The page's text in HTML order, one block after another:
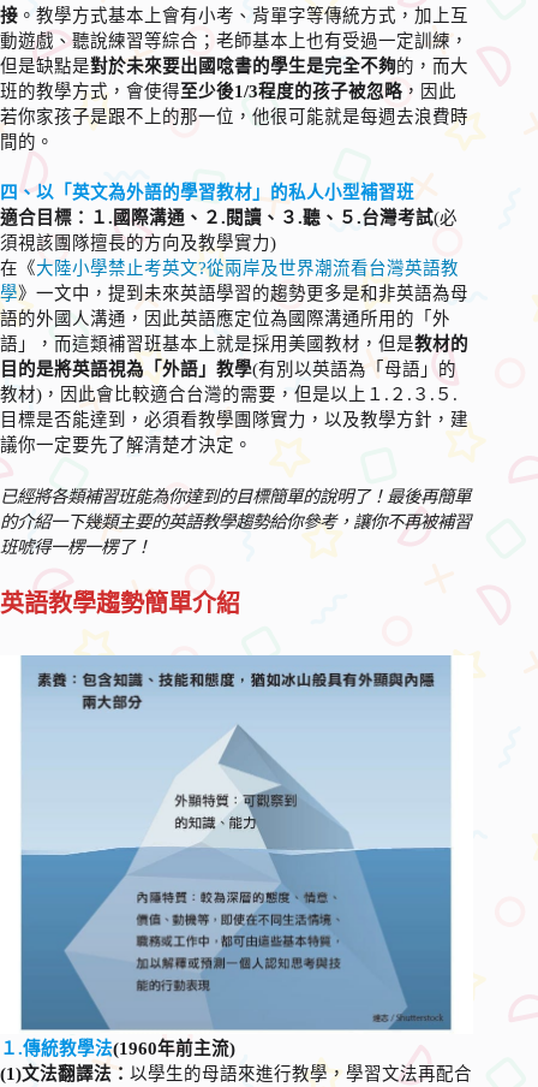
接 。教學方式基本上會有小考、背單字等傳統方式，加上互
動遊戲、聽說練習等綜合；老師基本上也有受過一定訓練，
但是缺點是對於未來要出國唸書的學生是完全不夠的，而大
班的教學方式，會使得至少後1/3程度的孩子被忽略 ，因此
若你家孩子是跟不上的那一位，他很可能就是每週去浪費時
間的。
四、以「英文為外語的學習教材」的私人小型補習班
適合目標：１.國際溝通、２.閱讀、３.聽、５.台灣考試(必
須視該團隊擅長的方向及教學實力)
在《大陸小學禁止考英文?從兩岸及世界潮流看台灣英語教
學》一文中，提到未來英語學習的趨勢更多是和非英語為母
語的外國人溝通，因此英語應定位為國際溝通所用的「外
語」，而這類補習班基本上就是採用美國教材，但是教材的
目的是將英語視為「外語」教學(有別以英語為「母語」的
教材)，因此會比較適合台灣的需要，但是以上１.２.３.５.
目標是否能達到，必須看教學團隊實力，以及教學方針，建
議你一定要先了解清楚才決定。
已經將各類補習班能為你達到的目標簡單的說明了！最後再簡單
的介紹一下幾類主要的英語教學趨勢給你參考，讓你不再被補習
班唬得一楞一楞了！
英語教學趨勢簡單介紹
１.傳統教學法(1960年前主流)
(1)文法翻譯法： 以學生的母語來進行教學，學習文法再配合